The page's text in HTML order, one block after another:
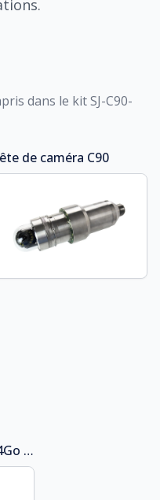
dans le kitSJ-C90-
de caméra C90
Carte SD 64Go et clé USB